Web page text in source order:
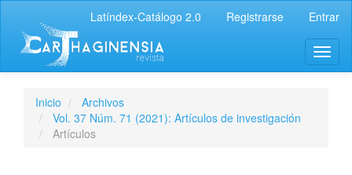
Latíndex-Catálogo 2.0 Registrarse Entrar
Inicio
Archivos
Vol. 37 Núm. 71 (2021): Artículos de investigación
Artículos